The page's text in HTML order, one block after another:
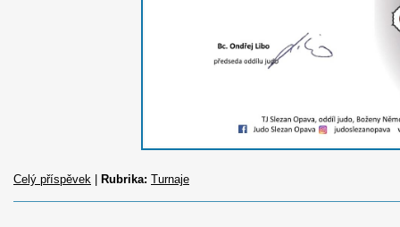
Celý příspěvek Rubrika: Turnaje